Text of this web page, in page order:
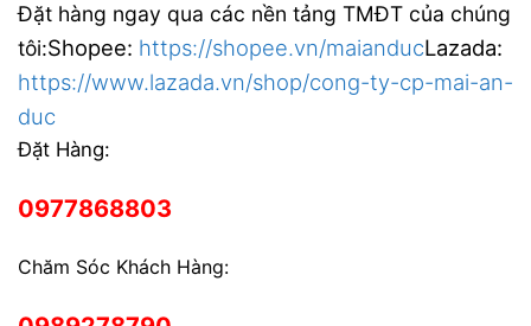
Đặt hàng ngay qua các nền tảng TMĐT của chúng
tôi:Shopee: https://shopee.vn/maianducLazada:
https://www.lazada.vn/shop/cong-ty-cp-mai-an-
duc
Đặt Hàng:
0977868803
Chăm Sóc Khách Hàng: